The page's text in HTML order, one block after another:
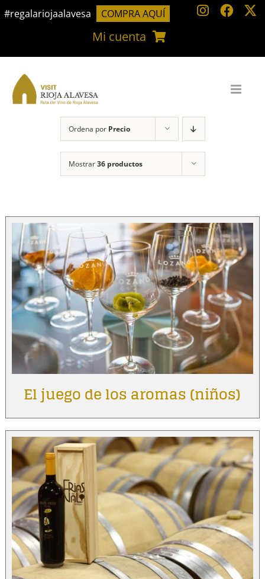
Saltar
#regalariojaalavesa COMPRA AQUÍ
Mi cuenta
Ordena por Precio
Mostrar36 productos
El juego de los aromas (niños)